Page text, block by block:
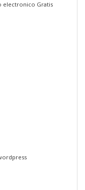
electronico Gratis